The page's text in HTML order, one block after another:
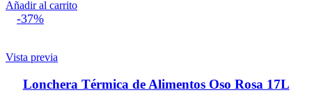
Añadir al carrito
-37%
Vista previa
Lonchera Térmica de Alimentos Oso Rosa 17L